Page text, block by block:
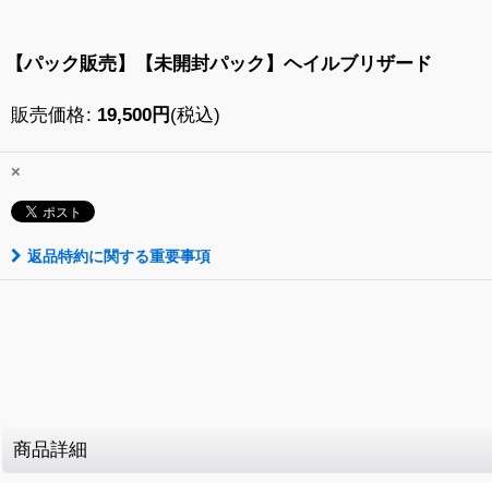
【パック販売】【未開封パック】ヘイルブリザード
販売価格: 19,500円 (税込)
×
返品特約に関する重要事項
商品詳細